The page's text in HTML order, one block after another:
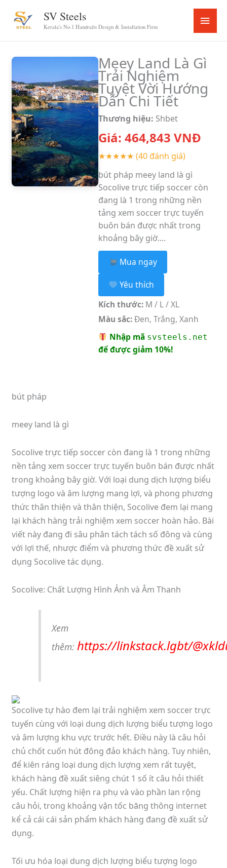
content
SV Steels
Kerala's No.1 Handrails Design & Installation Firm
Main
Menu
Meey Land Là Gì
Trải Nghiệm
Tuyệt Vời Hướng
Dẫn Chi Tiết
Thương hiệu: Shbet
Giá: 464,843 VNĐ
★★★★★ (40 đánh giá)
bút pháp meey land là gì
Socolive trực tiếp soccer còn
đang là 1 trong những nền
tảng xem soccer trực tuyến
buôn bán được nhất trong
khoảng bây giờ....
Mua ngay
Yêu thích
Kích thước:M / L / XL
Màu sắc:Đen, Trắng, Xanh
Nhập mã svsteels.net
để được giảm 10%!
bút pháp
meey land là gì
Socolive trực tiếp soccer còn đang là 1 trong những
nền tảng xem soccer trực tuyến buôn bán được nhất
trong khoảng bây giờ. Với loại dung dịch lượng biểu
tượng logo và âm lượng mang lợi, và phong phương
thức thân thiện và thân thiện, Socolive đem lại mang
lại khách hàng trải nghiệm xem soccer hoàn hảo. Bài
viết này đang đi sâu phân tách tách số đông và cùng
với lợi thế, nhược điểm và phương thức đề xuất sử
dụng Socolive tác dụng.
Socolive: Chất Lượng Hình Ảnh và Âm Thanh
Xem
thêm: https://linkstack.lgbt/
Socolive tự hào đem lại trải nghiệm xem soccer trực
tuyến cùng với loại dung dịch lượng biểu tượng logo
và âm lượng khu vực trước hết. Điều này là câu hỏi
chủ chốt cuốn hút đông đảo khách hàng. Tuy nhiên,
để kiên ráng loại dung dịch lượng xem rất tuyệt,
khách hàng đề xuất siêng chút 1 số ít câu hỏi thiết
yếu. Chất lượng hiện ra phụ và vào phần lan rộng
câu hỏi, trong khoảng vận tốc băng thông internet
kể cả cái cái sản phẩm khách hàng đang đề xuất sử
dụng.
Tối ưu hóa loại dung dịch lượng biểu tượng logo